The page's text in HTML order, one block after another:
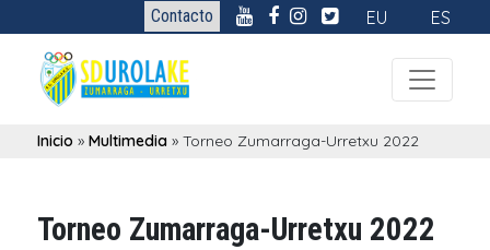
Contacto EU ES
Inicio »Multimedia »Torneo Zumarraga-Urretxu 2022
Torneo Zumarraga-Urretxu 2022